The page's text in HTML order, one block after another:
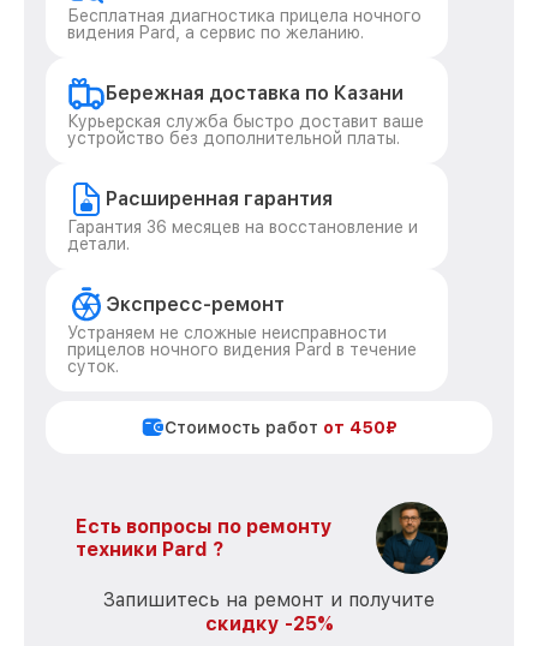
Бесплатная диагностика прицела ночного
видения Pard, а сервис по желанию.
Бережная доставка по Казани
Курьерская служба быстро доставит ваше
устройство без дополнительной платы.
Расширенная гарантия
Гарантия 36 месяцев на восстановление и
детали.
Экспресс-ремонт
Устраняем не сложные неисправности
прицелов ночного видения Pard в течение
суток.
Стоимость работ от 450₽
Есть вопросы по ремонту
техники Pard ?
Запишитесь на ремонт и получите
скидку -25%